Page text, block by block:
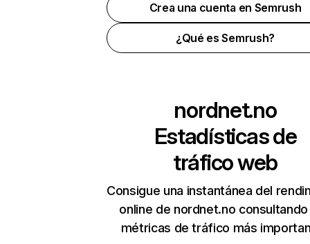
Crea una cuenta en Semrush
¿Qué es Semrush?
nordnet.no
Estadísticas de
tráfico web
Consigue una instantánea del
online de nordnet.no
métricas de tráfico más